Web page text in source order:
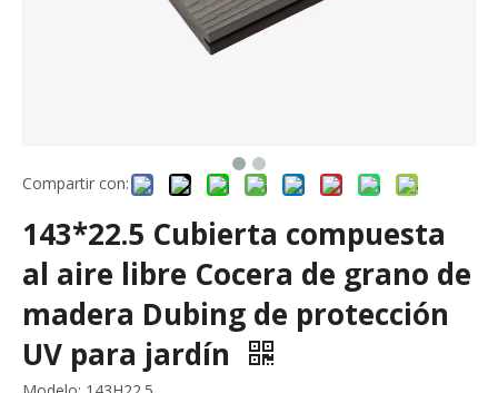
Compartir con:
143*22.5 Cubierta compuesta
al aire libre Cocera de grano de
madera Dubing de protección
UV para jardín